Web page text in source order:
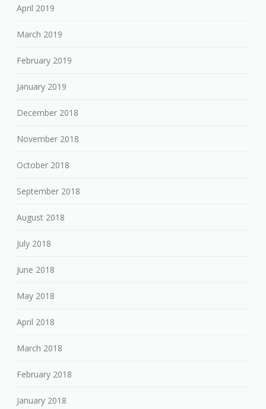
April 2019
March 2019
February 2019
January 2019
December 2018
November 2018
October 2018
September 2018
August 2018
July 2018
June 2018
May 2018
April 2018
March 2018
February 2018
January 2018